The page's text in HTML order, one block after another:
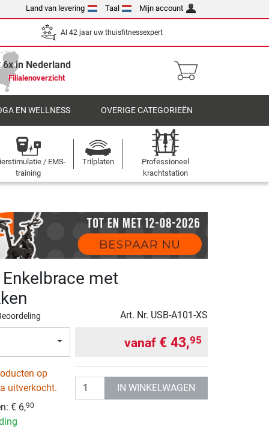
Land van levering Taal Mijn account
Al 42 jaar uw thuisfitnessexpert
6x in Nederland
Filialenoverzicht
EN WELLNESS OVERIGE CATEGORIEËN
/ EMS-
training
Trilplaten
Professioneel
krachtstation
met
Art. Nr. USB-A101-XS
op
uitverkocht.
€ 6,90
vanaf € 43,95
Aantal IN WINKELWAGEN